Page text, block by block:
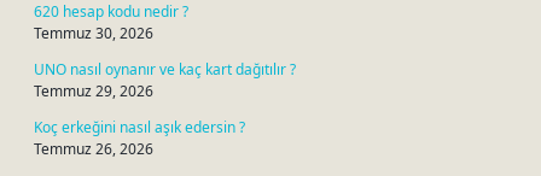
620 hesap kodu nedir ?
Temmuz 30, 2026
UNO nasıl oynanır ve kaç kart dağıtılır ?
Temmuz 29, 2026
Koç erkeğini nasıl aşık edersin ?
Temmuz 26, 2026